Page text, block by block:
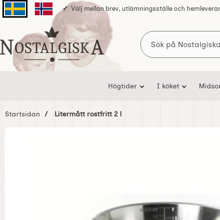
Svenska sidanNorska sidan
Välj mellan brev, utlämningsställe och
Startsidan för Nostalgiska
Sök
Högtider I köket
Startsidan Litermått rostfritt 2 l